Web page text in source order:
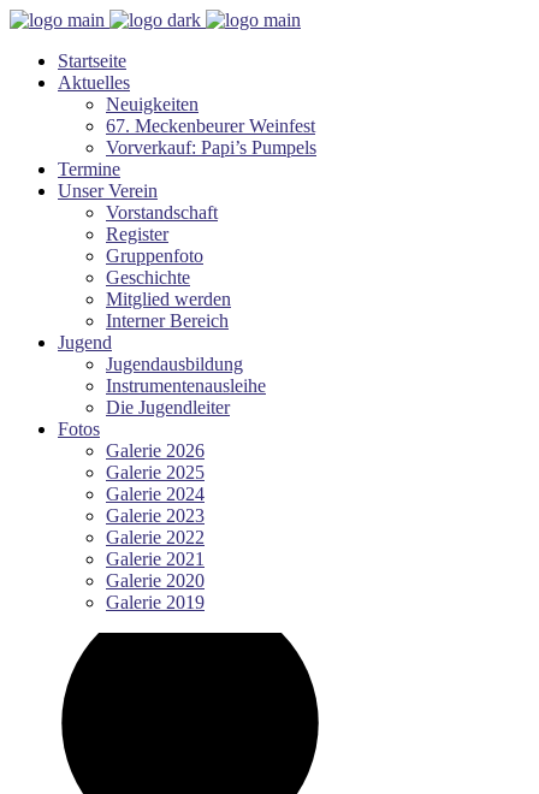
Startseite
Aktuelles
Neuigkeiten
67. Meckenbeurer Weinfest
Vorverkauf: Papi’s Pumpels
Termine
Unser Verein
Vorstandschaft
Register
Gruppenfoto
Geschichte
Mitglied werden
Interner Bereich
Jugend
Jugendausbildung
Instrumentenausleihe
Die Jugendleiter
Fotos
Galerie 2026
Galerie 2025
Galerie 2024
Galerie 2023
Galerie 2022
Galerie 2021
Galerie 2020
Galerie 2019